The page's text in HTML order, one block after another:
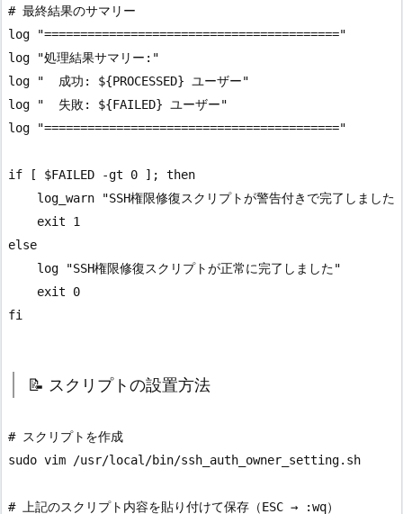
# 最終結果のサマリー
log "========================================="
log "処理結果サマリー:"
log "  成功: ${PROCESSED} ユーザー"
log "  失敗: ${FAILED} ユーザー"
log "========================================="
if [ $FAILED -gt 0 ]; then
    log_warn "SSH権限修復スクリプトが警告付きで完了しました"
    exit 1
else
    log "SSH権限修復スクリプトが正常に完了しました"
    exit 0
📝 スクリプトの設置方法
# スクリプトを作成
sudo vim /usr/local/bin/ssh_auth_owner_setting.sh
# 上記のスクリプト内容を貼り付けて保存（ESC → :wq）